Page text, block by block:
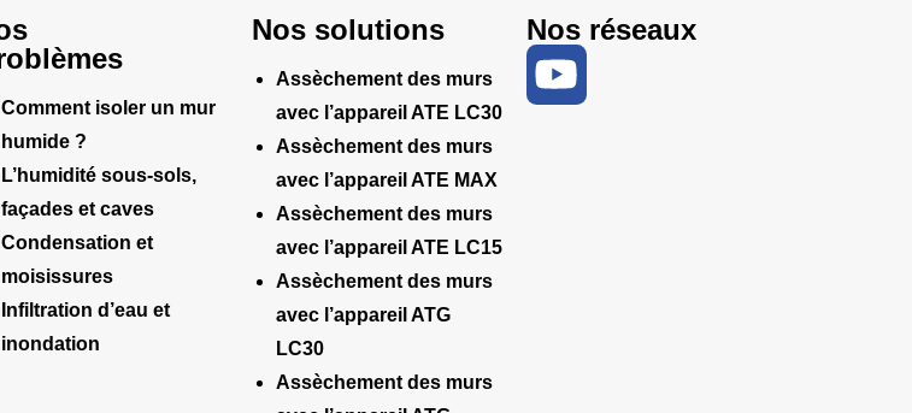
Comment isoler un mur
humide ?
L’humidité sous-sols,
façades et caves
Condensation et
moisissures
Infiltration d’eau et
inondation
Nos solutions
Assèchement des murs
avec l’appareil ATE LC30
Assèchement des murs
avec l’appareil ATE MAX
Assèchement des murs
avec l’appareil ATE LC15
Assèchement des murs
avec l’appareil ATG
LC30
Assèchement des murs
Nos réseaux